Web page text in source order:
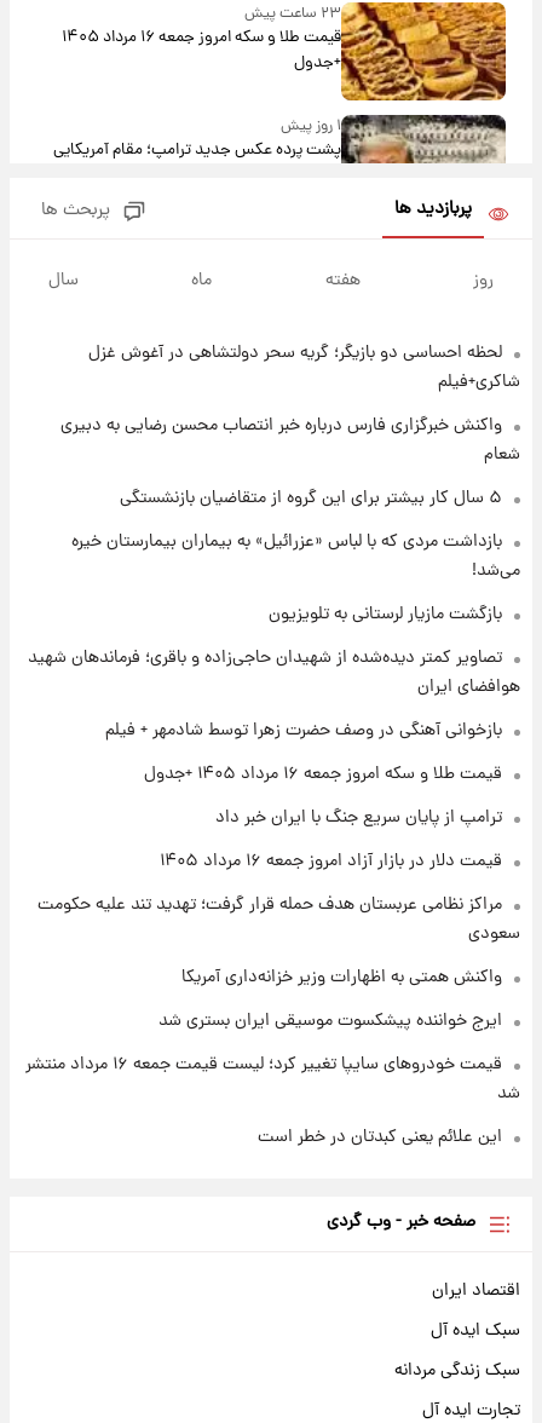
۲۳ ساعت پیش
قیمت طلا و سکه امروز جمعه ۱۶ مرداد ۱۴۰۵
+جدول
۱ روز پیش
پشت پرده عکس جدید ترامپ؛ مقام آمریکایی
۱ روز پیش
پیش‌بینی بارش‌های گسترده با ورود ال‌نینو؛ کدام
روزها پربارش‌تر خواهند بود؟
شماره پیراهن خریدهای جدید پرسپولیس اعلام
شد؛ تیکدری، محبی و سرگیف با اعداد ویژه
جزئیات فعال‌سازی «کیف پول ایران» اعلام
شد+فیلم
۱ روز پیش
تغییر تند قیمت محصولات ایران‌خودرو و سایپا
امروز پنجشنبه ۱۵ مرداد ۱۴۰۵ +جدول
پربازدید ها پربحث ها
روز هفته ماه سال
لحظه احساسی دو بازیگر؛ گریه سحر دولتشاهی در آغوش غزل
شاکری+فیلم
واکنش خبرگزاری فارس درباره خبر انتصاب محسن رضایی به دبیری
شعام
۵ سال کار بیشتر برای این گروه از متقاضیان بازنشستگی
بازداشت مردی که با لباس «عزرائیل» به بیماران بیمارستان خیره
می‌شد!
بازگشت مازیار لرستانی به تلویزیون
تصاویر کمتر دیده‌شده از شهیدان حاجی‌زاده و باقری؛ فرماندهان شهید
هوافضای ایران
بازخوانی آهنگی در وصف حضرت زهرا توسط شادمهر + فیلم
قیمت طلا و سکه امروز جمعه ۱۶ مرداد ۱۴۰۵ +جدول
ترامپ از پایان سریع جنگ با ایران خبر داد
قیمت دلار در بازار آزاد امروز جمعه ۱۶ مرداد ۱۴۰۵
مراکز نظامی عربستان هدف حمله قرار گرفت؛ تهدید تند علیه حکومت
سعودی
واکنش همتی به اظهارات وزیر خزانه‌داری آمریکا
ایرج خواننده پیشکسوت موسیقی ایران بستری شد
قیمت خودروهای سایپا تغییر کرد؛ لیست قیمت جمعه ۱۶ مرداد منتشر
شد
این علائم یعنی کبدتان در خطر است
صفحه خبر - وب گردی
اقتصاد ایران
سبک ایده آل
سبک زندگی مردانه
تجارت ایده آل